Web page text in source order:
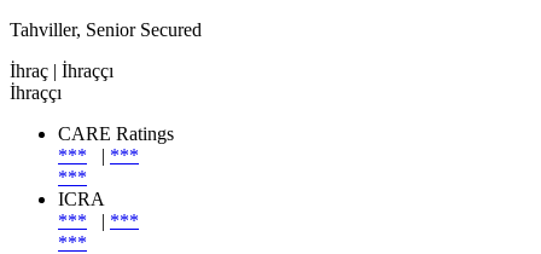
Tahviller, Senior Secured
İhraç | İhraççı
İhraççı
CARE Ratings
***
| ***
***
ICRA
***
| ***
***